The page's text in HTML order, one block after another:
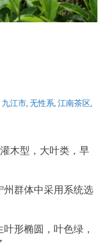
九江市, 无性系, 江南茶区,
木型，大叶类，早
州群体中采用系统选
形椭圆，叶色绿，